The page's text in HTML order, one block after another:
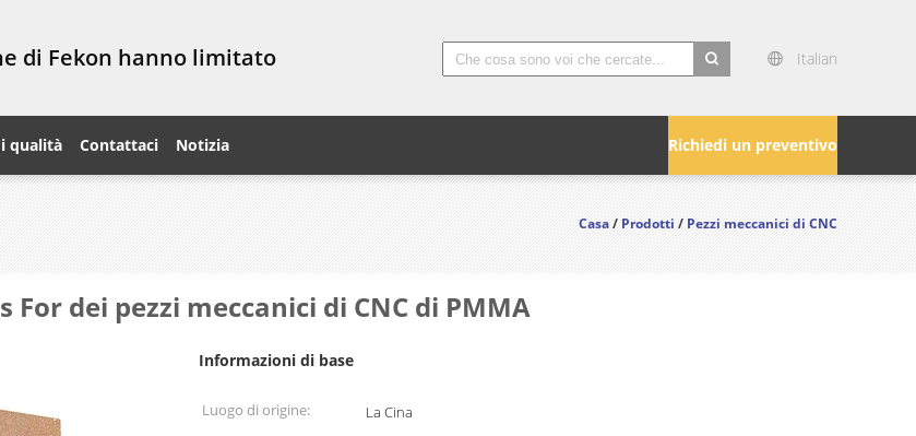
di Fekon hanno limitato Italian
Richiedi un preventivo
qualità Contattaci Notizia
Casa/Prodotti/Pezzi meccanici di CNC
dei pezzi meccanici di CNC di PMMA
Informazioni di base
Luogo di origine:
La Cina